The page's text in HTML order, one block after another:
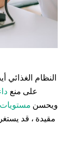
النظام الغذائي
على منع
ويحسن مستويات
مقيدة ، قد